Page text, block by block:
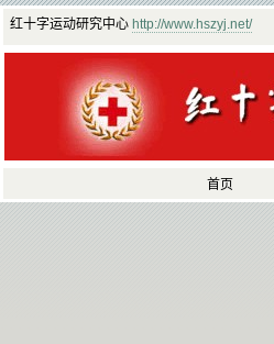
红十字运动研究中心 http://www.hszyj.net/
首页